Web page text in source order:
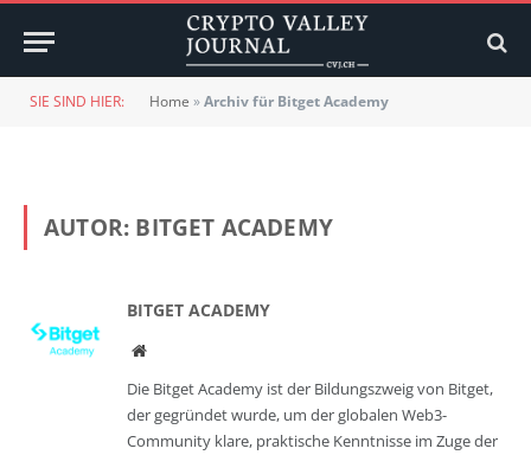
SIE SIND HIER: Home »Archiv für Bitget Academy
AUTOR: BITGET ACADEMY
BITGET ACADEMY
Website
Die Bitget Academy ist der Bildungszweig von Bitget,
der gegründet wurde, um der globalen Web3-
Community klare, praktische Kenntnisse im Zuge der